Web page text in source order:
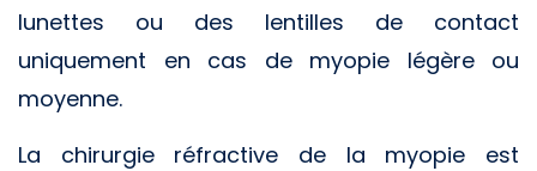
lunettes ou des lentilles de contact
uniquement en cas de myopie légère ou
moyenne.
La chirurgie réfractive de la myopie est